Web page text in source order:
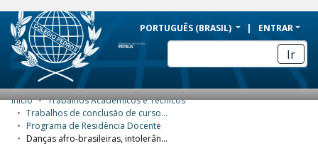
BRAZIL
Simplifique!
Comunica BR
Participe
Acesso à informação
Legislação
PORTUGUÊS (BRASIL) ENTRAR
Ir
COMUNIDADES E COLEÇÕES
NAVEGAR
Início
Trabalhos Acadêmicos e Técnicos
Trabalhos de conclusão de curso de Especialização
Programa de Residência Docente
Danças afro-brasileiras, intolerância e educação : uma proposta de aplicação da lei 10.639/03 em aulas de educação física